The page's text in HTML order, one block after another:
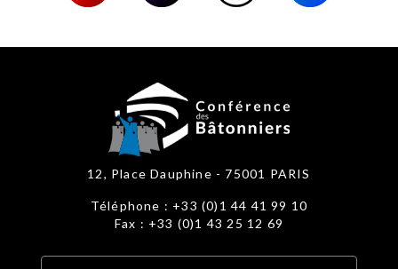
12, Place Dauphine - 75001 PARIS
Téléphone : +33 (0)1 44 41 99 10
Fax : +33 (0)1 43 25 12 69